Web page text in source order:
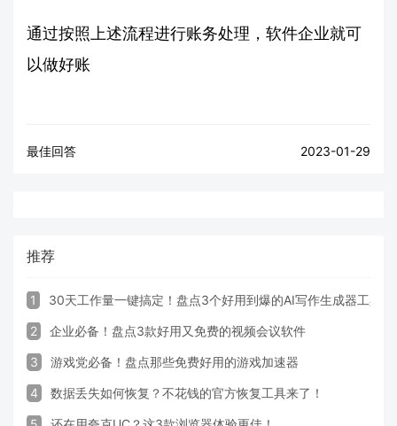
通过按照上述流程进行账务处理，软件企业就可
以做好账
最佳回答 2023-01-29
推荐
1 30天工作量一键搞定！盘点3个好用到爆的AI写作生成器工具
2 企业必备！盘点3款好用又免费的视频会议软件
3 游戏党必备！盘点那些免费好用的游戏加速器
4 数据丢失如何恢复？不花钱的官方恢复工具来了！